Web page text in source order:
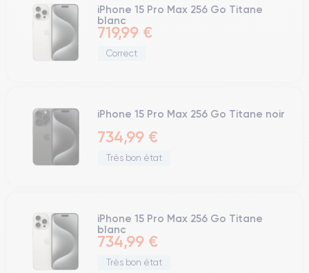
iPhone 15 Pro Max 256 Go Titane
blanc
719,99 €
Correct
iPhone 15 Pro Max 256 Go Titane noir
734,99 €
Très bon état
iPhone 15 Pro Max 256 Go Titane
blanc
734,99 €
Très bon état